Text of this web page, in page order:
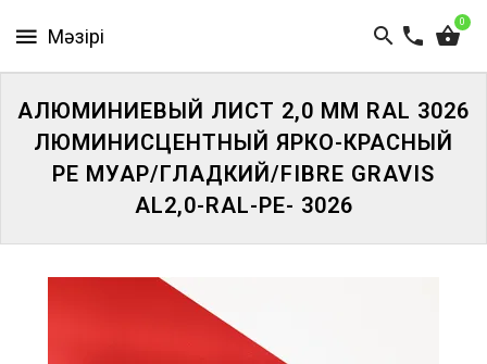
0
ПАНЕЛИ
АЛЮМИНИЕВЫЙ ЛИСТ 2,0 ММ RAL 3026
ЛЮМИНИСЦЕНТНЫЙ ЯРКО-КРАСНЫЙ
PE МУАР/ГЛАДКИЙ/FIBRE GRAVIS
AL2,0-RAL-PE- 3026